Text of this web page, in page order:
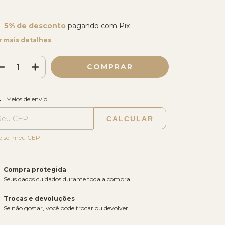
5% de desconto pagando com Pix
mais detalhes
para o CEP:
Meios de envio
CALCULAR
sei meu CEP
Compra protegida
Seus dados cuidados durante toda a compra.
Trocas e devoluções
Se não gostar, você pode trocar ou devolver.